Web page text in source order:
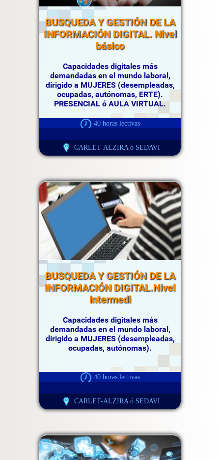
BUSQUEDA Y GESTIÓN DE LA
INFORMACIÓN DIGITAL. Nivel
básico
Capacidades digitales más
demandadas en el mundo laboral,
dirigido a MUJERES (desempleadas,
ocupadas, autónomas, ERTE).
PRESENCIAL ó AULA VIRTUAL.
40 horas lectivas
CARLET-ALZIRA ó SEDAVI
BUSQUEDA Y GESTIÓN DE LA
INFORMACIÓN DIGITAL.Nivel
intermedi
Capacidades digitales más
demandadas en el mundo laboral,
dirigido a MUJERES (desempleadas,
ocupadas, autónomas).
40 horas lectivas
CARLET-ALZIRA ó SEDAVI